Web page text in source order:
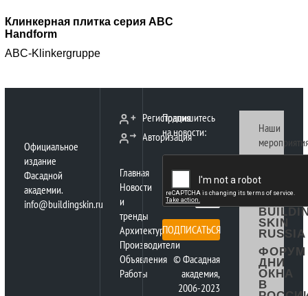
Клинкерная плитка серия ABC
Handform
ABC-Klinkergruppe
Официальное
издание
Фасадной
академии.
info@buildingskin.ru
Регистрация
Авторизация
Главная
Новости
и
тренды
Архитектура
Производители
Объявления
Работы
Подпишитесь
на новости:
ПОДПИСАТЬСЯ
© Фасадная
академия,
2006-2023
Наши
SKIN
RUSSIA
ФОРУМ
ДНИ
ОКНА
В